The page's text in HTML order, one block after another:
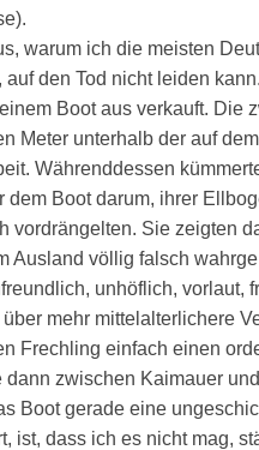
warum ich die meisten
den Tod nicht leiden
Boot aus verkauft. Die
Meter unterhalb der auf
Währenddessen
dem Boot darum, ihrer
vordrängelten. Sie zeigten
Ausland völlig falsch
unhöflich, vorlaut,
mehr mittelalterlichere
Frechling einfach einen
zwischen Kaimauer
Boot gerade eine
ist, dass ich es nicht mag,